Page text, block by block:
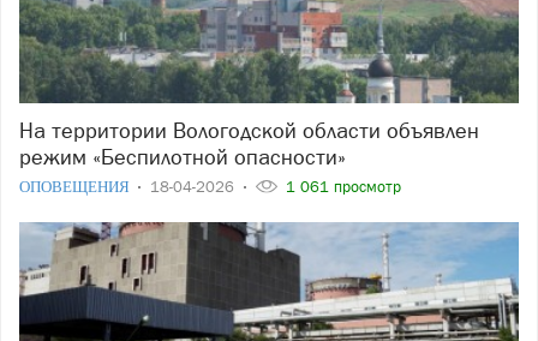
На территории Вологодской области объявлен
режим «Беспилотной опасности»
ОПОВЕЩЕНИЯ 18-04-2026 1 061 просмотр